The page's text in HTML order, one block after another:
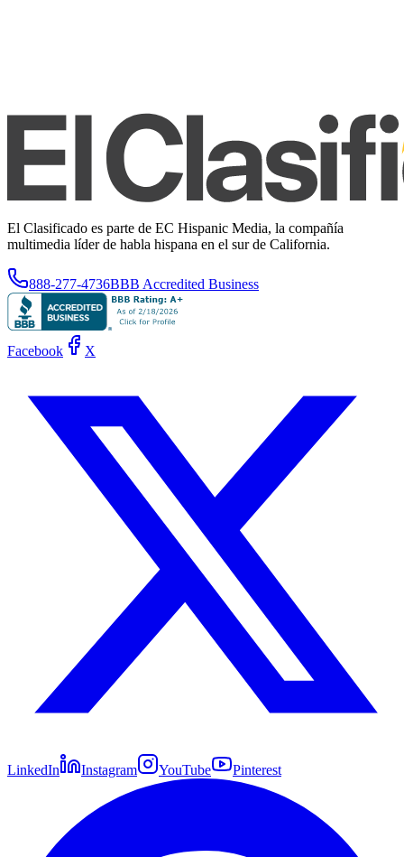
El Clasificado es parte de EC Hispanic Media, la compañía
multimedia líder de habla hispana en el sur de California.
888-277-4736BBB Accredited Business
Facebook X
LinkedIn Instagram YouTube Pinterest